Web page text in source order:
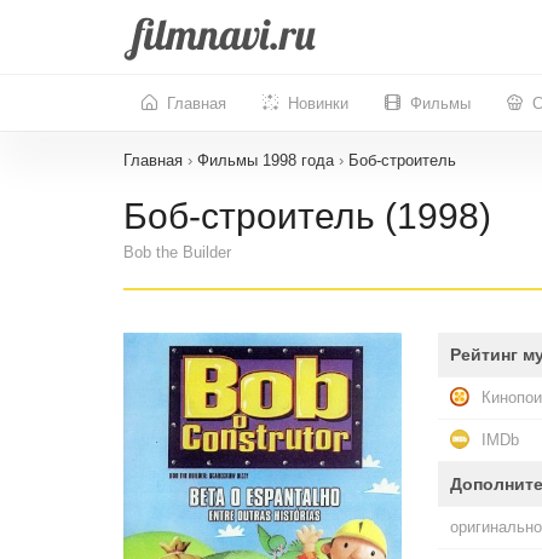
Главная Новинки Фильмы
Главная › Фильмы 1998 года › Боб-строитель
Боб-строитель (1998)
Bob the Builder
Рейтинг
IMDb